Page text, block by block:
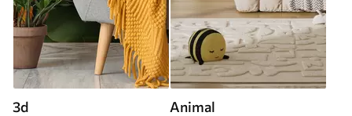
3d Animal